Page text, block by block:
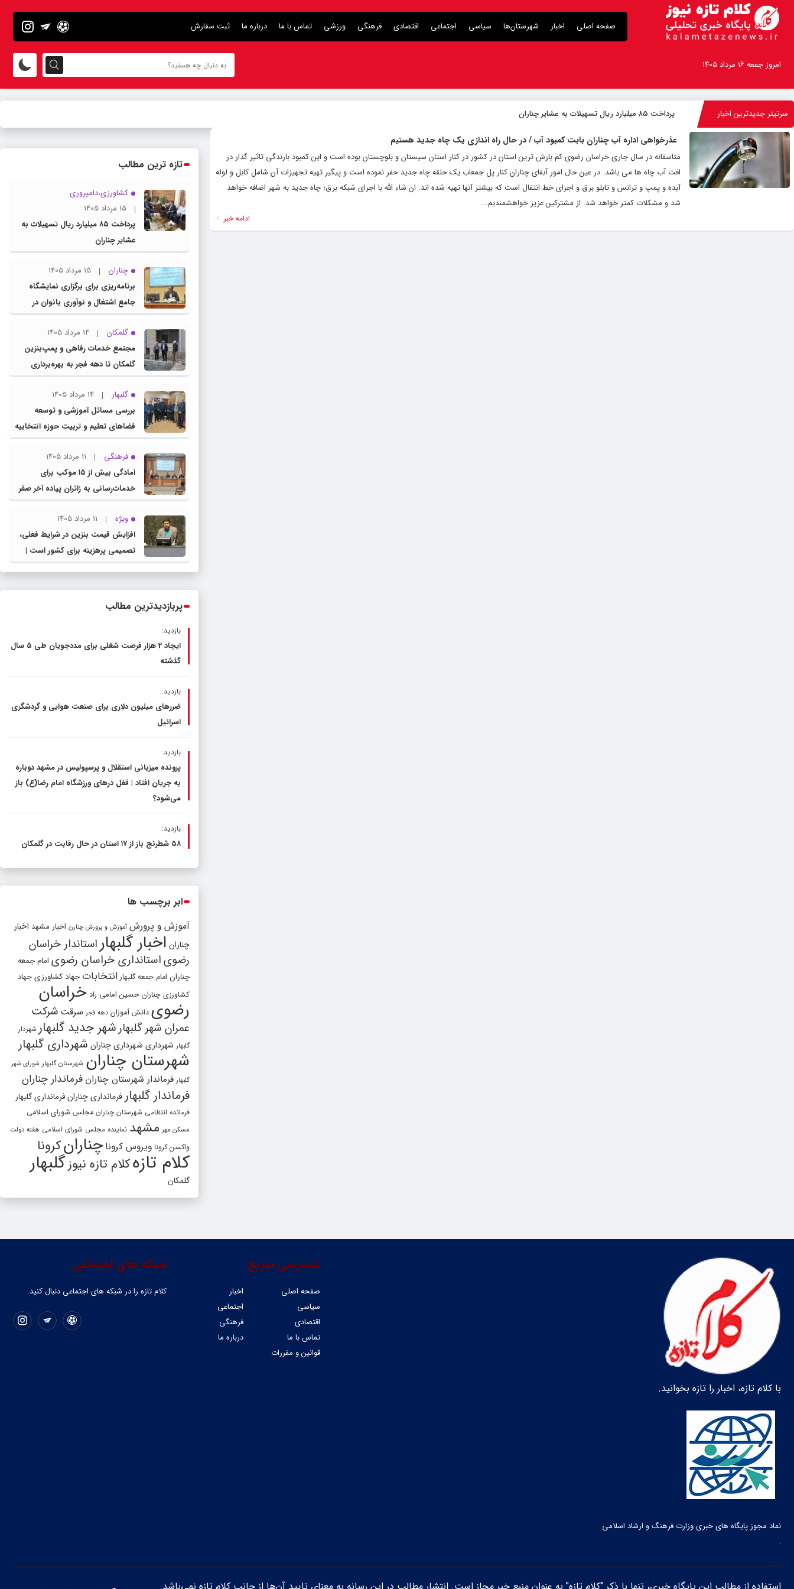
صفحه اصلی اخبار شهرستان‌ها سیاسی اجتماعی اقتصادی فرهنگی ورزشی تماس با ما درباره ما ثبت سفارش
امروز جمعه ۱۶ مرداد ۱۴۰۵
سرتیتر جدیدترین اخبار پرداخت ۸۵ میلیارد ریال تسهیلات به عشایر چناران
عذرخواهی اداره آب چناران بابت کمبود آب / در حال راه اندازی یک چاه جدید هستیم
متاسفانه در سال جاری خراسان رضوی کم بارش ترین استان در کشور در کنار استان سیستان و بلوچستان بوده است و این کمبود بارندگی تاثیر گذار در
افت آب چاه ها می باشد. در عین حال امور آبفای چناران کنار پل جمعاب یک حلقه چاه جدید حفر نموده است و پیگیر تهیه تجهیزات آن شامل کابل و لوله
آبده و پمپ و ترانس و تابلو برق و اجرای خط انتقال است که بیشتر آنها تهیه شده اند. ان شاء الله با اجرای شبکه برق؛ چاه جدید به شهر اضافه خواهد
شد و مشکلات کمتر خواهد شد. از مشترکین عزیز خواهشمندیم...
ادامه خبر
تازه ترین مطالب
کشاورزی،دامپروری
15 مرداد 1405
پرداخت ۸۵ میلیارد ریال تسهیلات به
عشایر چناران
چناران
15 مرداد 1405
برنامه‌ریزی برای برگزاری نمایشگاه
جامع اشتغال و نوآوری بانوان در
چناران
گلمکان
14 مرداد 1405
مجتمع خدمات رفاهی و پمپ‌بنزین
گلمکان تا دهه فجر به بهره‌برداری
می‌رسد
گلبهار
14 مرداد 1405
بررسی مسائل آموزشی و توسعه
فضاهای تعلیم و تربیت حوزه انتخابیه
در نشست مشترک عضو کمیسیون
آموزش مجلس با مدیرکل آموزش و
پرورش خراسان رضوی
فرهنگی
11 مرداد 1405
آمادگی بیش از ۱۵ موکب برای
خدمات‌رسانی به زائران پیاده آخر صفر
در شهرستان چناران
ویژه
11 مرداد 1405
افزایش قیمت بنزین در شرایط فعلی،
تصمیمی پرهزینه برای کشور است |
دولت، قاچاق سوخت و عوامل اصلی
پربازدیدترین مطالب
بازدید:
ایجاد 2 هزار فرصت شغلی برای مددجویان طی ۵ سال
گذشته
بازدید:
ضررهای میلیون دلاری برای صنعت هوایی و گردشگری
اسرائیل
بازدید:
پرونده میزبانی استقلال و پرسپولیس در مشهد دوباره
به جریان افتاد | قفل در‌های ورزشگاه امام رضا(ع) باز
می‌شود؟
بازدید:
۵۸ شطرنج‌ باز از ۱۷ استان در حال رقابت در گلمکان
ابر برچسب ها
آموزش و پرورش آموزش و پرورش چنارن اخبار مشهد اخبار
چناران اخبار گلبهار استاندار خراسان
رضویاستانداری خراسان رضوی امام جمعه
چناران امام جمعه گلبهار انتخابات جهاد کشاورزی جهاد
کشاورزی چناران حسین امامی راد خراسان
رضوی دانش آموزان دهه فجر سرقت شرکت
عمران شهر گلبهارشهر جدید گلبهار شهردار
گلبهار شهرداری شهرداری چناران شهرداری گلبهار
شهرستان چناران شهرستان گلبهار شورای شهر
گلبهار فرماندار شهرستان چناران فرماندار چناران
فرماندار گلبهار فرمانداری چنارانفرمانداری گلبهار
فرمانده انتظامی شهرستان چناران مجلس شورای اسلامی
مسکن مهر مشهد نماینده مجلس شورای اسلامی هفته دولت
واکسن کرونا ویروس کرونا چنارانکرونا
کلام تازهکلام تازه نیوزگلبهار
گلمکان
با کلام تازه، اخبار را تازه بخوانید.
نماد مجوز پایگاه های خبری وزارت فرهنگ و ارشاد اسلامی
شبکه های اجتماعی
کلام تازه را در شبکه ‌های اجتماعی دنبال کنید.
دسترسی سریع
صفحه اصلی
اخبار
سیاسی
اجتماعی
اقتصادی
فرهنگی
تماس با ما
درباره ما
قوانین و مقررات